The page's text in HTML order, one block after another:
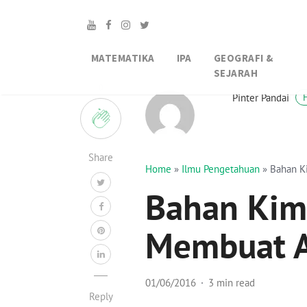
MATEMATIKA IPA
GEOGRAFI &
SEJARAH
Share
Reply
Pinter Pandai
Home » Ilmu Pengetahuan » Bahan
Bahan
Membuat
01/06/2016 3 min read